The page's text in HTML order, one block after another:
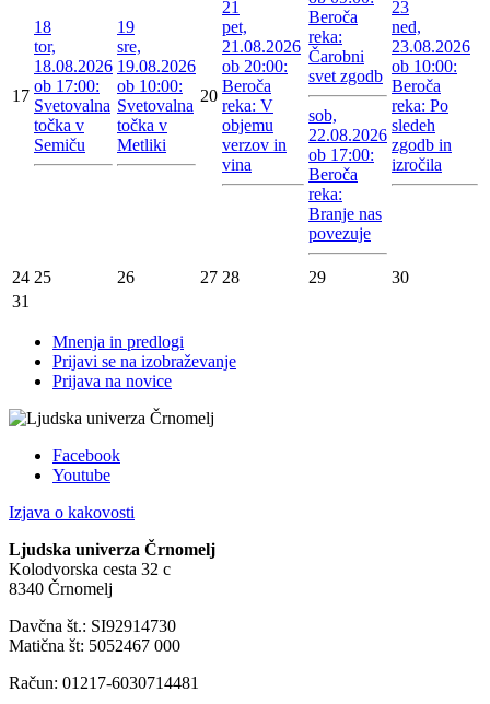
17
18
tor,
18.08.2026
ob 17:00:
Svetovalna
točka v
Semiču
19
sre,
19.08.2026
ob 10:00:
Svetovalna
točka v
Metliki
20
21
pet,
21.08.2026
ob 20:00:
Beroča
reka: V
objemu
verzov in
vina
Beroča
reka:
Čarobni
svet zgodb
sob,
22.08.2026
ob 17:00:
Beroča
reka:
Branje nas
povezuje
23
ned,
23.08.2026
ob 10:00:
Beroča
reka: Po
sledeh
zgodb in
izročila
24 25 26 27 28 29
30
31
Mnenja in predlogi
Prijavi se na izobraževanje
Prijava na novice
Facebook
Youtube
Izjava o kakovosti
Ljudska univerza Črnomelj
Kolodvorska cesta 32 c
8340 Črnomelj
Davčna št.: SI92914730
Matična št: 5052467 000
Račun: 01217-6030714481